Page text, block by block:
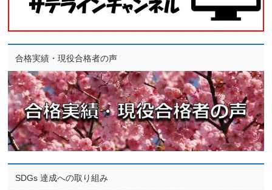
合格実績・現役合格者の声
SDGs 達成への取り組み